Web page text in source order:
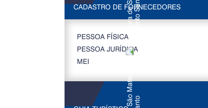
CADASTRO DE FORNECEDORES
PESSOA FÍSICA
PESSOA JURÍDICA
MEI